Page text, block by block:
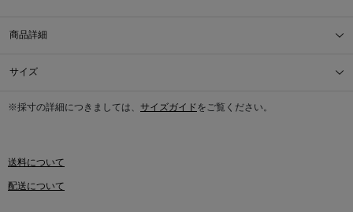
商品詳細
サイズ
※採寸の詳細につきましては、 サイズガイドをご覧ください。
送料について
配送について